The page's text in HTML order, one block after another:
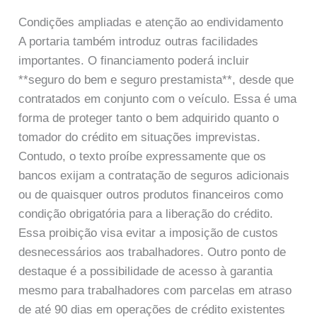
Condições ampliadas e atenção ao endividamento
A portaria também introduz outras facilidades
importantes. O financiamento poderá incluir
**seguro do bem e seguro prestamista**, desde que
contratados em conjunto com o veículo. Essa é uma
forma de proteger tanto o bem adquirido quanto o
tomador do crédito em situações imprevistas.
Contudo, o texto proíbe expressamente que os
bancos exijam a contratação de seguros adicionais
ou de quaisquer outros produtos financeiros como
condição obrigatória para a liberação do crédito.
Essa proibição visa evitar a imposição de custos
desnecessários aos trabalhadores. Outro ponto de
destaque é a possibilidade de acesso à garantia
mesmo para trabalhadores com parcelas em atraso
de até 90 dias em operações de crédito existentes